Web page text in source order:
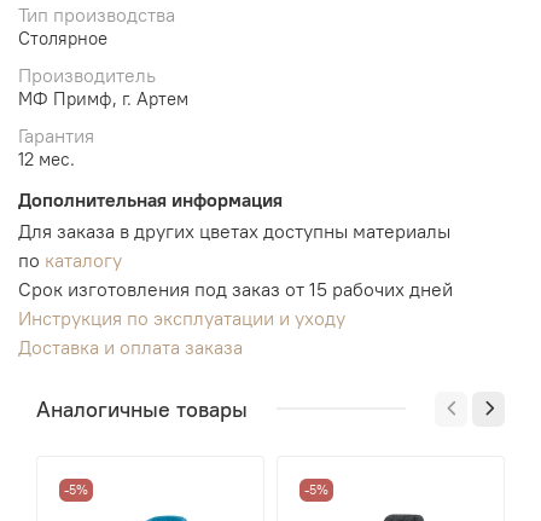
Тип производства
Столярное
Производитель
МФ Примф, г. Артем
Гарантия
12 мес.
Дополнительная информация
Для заказа в других цветах доступны материалы
по каталогу
Срок изготовления под заказ от 15 рабочих дней
Инструкция по эксплуатации и уходу
Доставка и оплата заказа
Аналогичные товары
-5% -5%